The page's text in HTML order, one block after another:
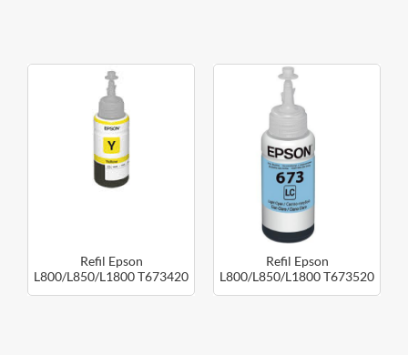
Refil Epson
L800/L850/L1800 T673420
Amarelo
Refil Epson
L800/L850/L1800 T673520
Ciano Claro